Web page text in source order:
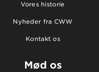
Vores historie
Nyheder fra CWW
Kontakt os
Mød os